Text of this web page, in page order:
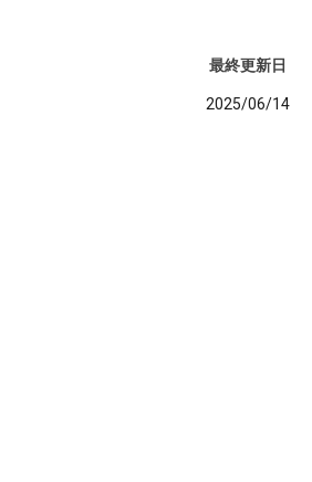
最終更新日
2025/06/14